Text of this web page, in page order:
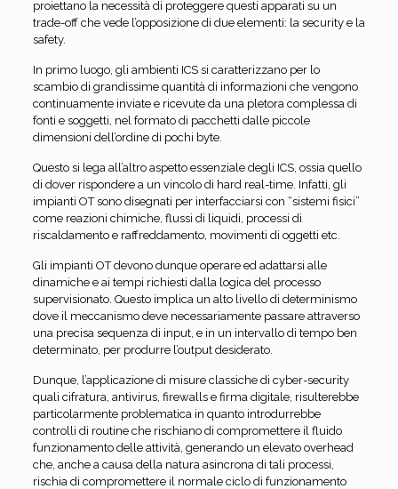
proiettano la necessità di proteggere questi apparati su un
trade-off che vede l’opposizione di due elementi: la security e la
safety.
In primo luogo, gli ambienti ICS si caratterizzano per lo
scambio di grandissime quantità di informazioni che vengono
continuamente inviate e ricevute da una pletora complessa di
fonti e soggetti, nel formato di pacchetti dalle piccole
dimensioni dell’ordine di pochi byte.
Questo si lega all’altro aspetto essenziale degli ICS, ossia quello
di dover rispondere a un vincolo di hard real-time. Infatti, gli
impianti OT sono disegnati per interfacciarsi con “sistemi fisici”
come reazioni chimiche, flussi di liquidi, processi di
riscaldamento e raffreddamento, movimenti di oggetti etc.
Gli impianti OT devono dunque operare ed adattarsi alle
dinamiche e ai tempi richiesti dalla logica del processo
supervisionato. Questo implica un alto livello di determinismo
dove il meccanismo deve necessariamente passare attraverso
una precisa sequenza di input, e in un intervallo di tempo ben
determinato, per produrre l’output desiderato.
Dunque, l’applicazione di misure classiche di cyber-security
quali cifratura, antivirus, firewalls e firma digitale, risulterebbe
particolarmente problematica in quanto introdurrebbe
controlli di routine che rischiano di compromettere il fluido
funzionamento delle attività, generando un elevato overhead
che, anche a causa della natura asincrona di tali processi,
rischia di compromettere il normale ciclo di funzionamento